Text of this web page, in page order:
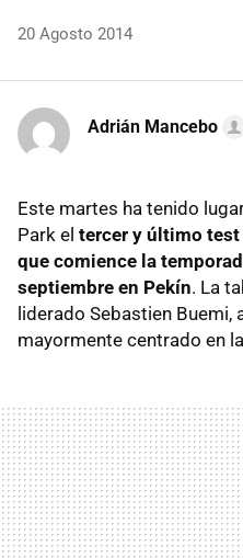
20 Agosto 2014
Adrián Mancebo
Este martes ha tenido
Park el tercer y último test
que comience la
septiembre en Pekín. La
liderado Sebastien Buemi,
mayormente centrado en